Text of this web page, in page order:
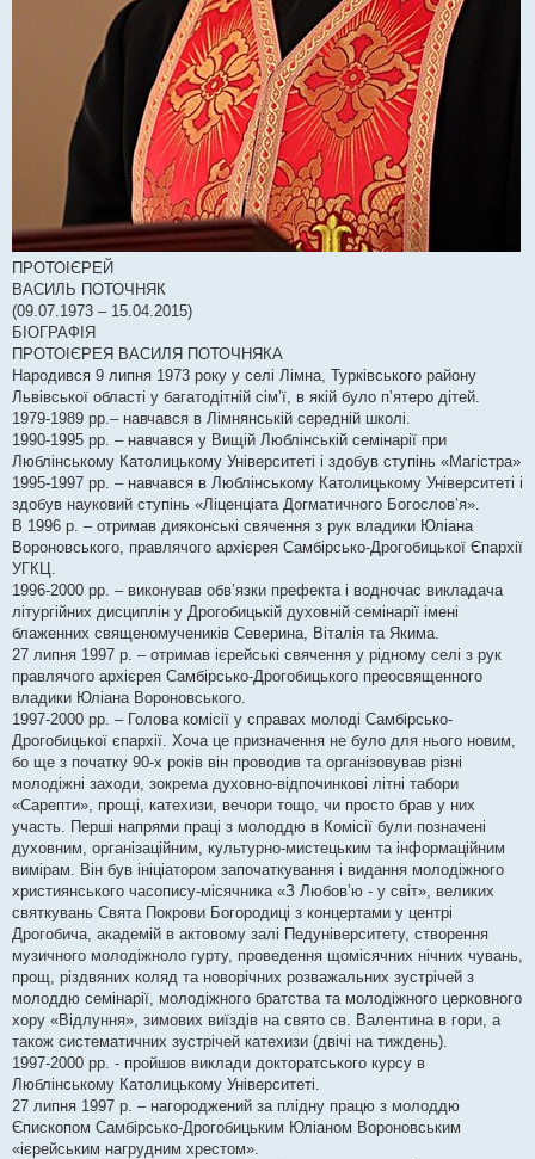
ПРОТОІЄРЕЙ
ВАСИЛЬ ПОТОЧНЯК
(09.07.1973 – 15.04.2015)
БІОГРАФІЯ
ПРОТОІЄРЕЯ ВАСИЛЯ ПОТОЧНЯКА
Народився 9 липня 1973 року у селі Лімна, Турківського району
Львівської області у багатодітній сім’ї, в якій було п’ятеро дітей.
1979-1989 рр.– навчався в Лімнянській середній школі.
1990-1995 рр. – навчався у Вищій Люблінській семінарії при
Люблінському Католицькому Університеті і здобув ступінь «Магістра»
1995-1997 рр. – навчався в Люблінському Католицькому Університеті і
здобув науковий ступінь «Ліценціата Догматичного Богослов’я».
В 1996 р. – отримав дияконські свячення з рук владики Юліана
Вороновського, правлячого архієрея Самбірсько-Дрогобицької Єпархії
УГКЦ.
1996-2000 рр. – виконував обв’язки префекта і водночас викладача
літургійних дисциплін у Дрогобицькій духовній семінарії імені
блаженних священомучеників Северина, Віталія та Якима.
27 липня 1997 р. – отримав ієрейські свячення у рідному селі з рук
правлячого архієрея Самбірсько-Дрогобицького преосвященного
владики Юліана Вороновського.
1997-2000 рр. – Голова комісії у справах молоді Самбірсько-
Дрогобицької єпархії. Хоча це призначення не було для нього новим,
бо ще з початку 90-х років він проводив та організовував різні
молодіжні заходи, зокрема духовно-відпочинкові літні табори
«Сарепти», прощі, катехизи, вечори тощо, чи просто брав у них
участь. Перші напрями праці з молоддю в Комісії були позначені
духовним, організаційним, культурно-мистецьким та інформаційним
вимірам. Він був ініціатором започаткування і видання молодіжного
християнського часопису-місячника «З Любов’ю - у світ», великих
святкувань Свята Покрови Богородиці з концертами у центрі
Дрогобича, академій в актовому залі Педуніверситету, створення
музичного молодіжноло гурту, проведення щомісячних нічних чувань,
прощ, різдвяних коляд та новорічних розважальних зустрічей з
молоддю семінарії, молодіжного братства та молодіжного церковного
хору «Відлуння», зимових виїздів на свято св. Валентина в гори, а
також систематичних зустрічей катехизи (двічі на тиждень).
1997-2000 рр. - пройшов виклади докторатського курсу в
Люблінському Католицькому Університеті.
27 липня 1997 р. – нагороджений за плідну працю з молоддю
Єпископом Самбірсько-Дрогобицьким Юліаном Вороновським
«ієрейським нагрудним хрестом».